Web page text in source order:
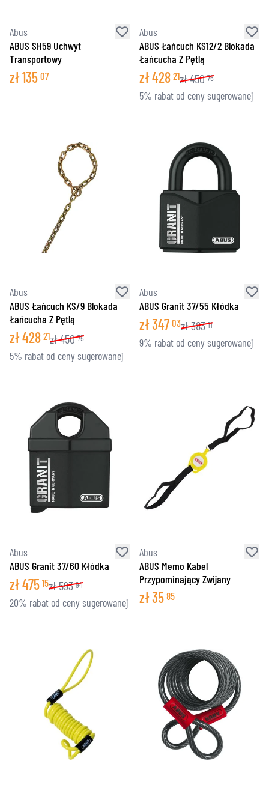
Abus
ABUS SH59 Uchwyt
Transportowy
zł135 07
Abus
ABUS Łańcuch KS12/2 Blokada
Łańcucha Z Pętlą
zł428 21zł450 75
5% rabat od ceny sugerowanej
Abus
ABUS Łańcuch KS/9 Blokada
Łańcucha Z Pętlą
zł428 21zł450 75
5% rabat od ceny sugerowanej
Abus
ABUS Granit 37/55 Kłódka
zł347 03zł383 11
9% rabat od ceny sugerowanej
Abus
ABUS Granit 37/60 Kłódka
zł475 15zł593 94
20% rabat od ceny sugerowanej
Abus
ABUS Memo Kabel
Przypominający Zwijany
zł35 85